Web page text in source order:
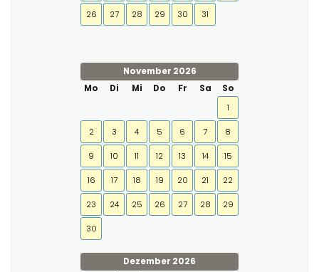
26 27 28 29 30 31
November 2026
Mo
Di Mi Do Fr Sa
So
1
2 3 4 5 6 7 8
9 10 11 12 13 14 15
16 17 18 19 20 21 22
23 24 25 26 27 28 29
30
Dezember 2026